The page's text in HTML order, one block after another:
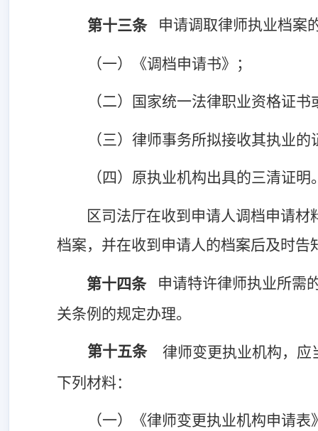
第十三条 申请调取律师执业档案
（一）《调档申请书》；
（二） 国家统一法律职业资格证
（三）律师事务所拟接收其执业的
（四）原执业机构出具的三清证明
区司法厅在收到申请人调档申请
档案，并在收到申请人的档案后及时告
第十四条
申请特许律师执业所需
关条例的规定办理。
第十五条
律师变更执业机构，
下列材料：
（一）《律师变更执业机构申请表